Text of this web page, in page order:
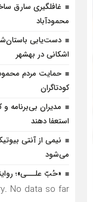
غافلگيري سارق
محمودآباد
دست‌یابی
اشکانی در بهشهر
حمایت مردم
کودتاگران
مدیران بی‌برنامه
استعفا دهند
نیمی از آنتی
می‌شود
«حُبّ علـــی»؛
No data so far.